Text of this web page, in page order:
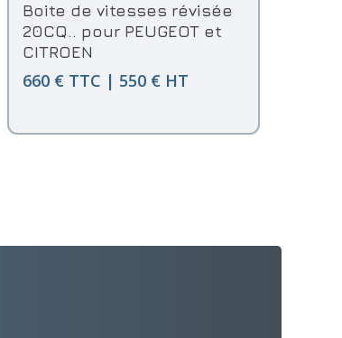
Boite de vitesses révisée
20CQ.. pour PEUGEOT et
CITROEN
660 € TTC | 550 € HT